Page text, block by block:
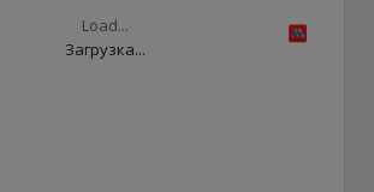
Load...
Загрузка...